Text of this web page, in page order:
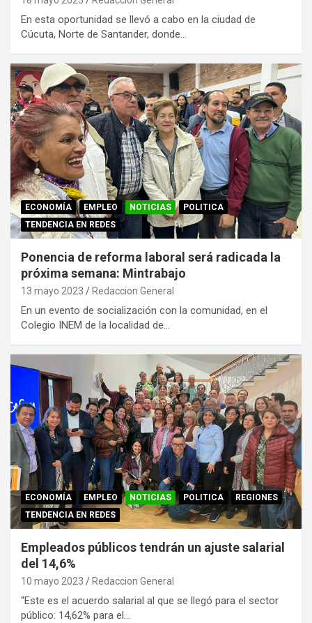
En esta oportunidad se llevó a cabo en la ciudad de
Cúcuta, Norte de Santander, donde…
ECONOMÍA EMPLEO NOTICIAS
POLITICA
TENDENCIA EN REDES
Ponencia de reforma laboral será radicada la
próxima semana: Mintrabajo
13 mayo 2023 Redaccion General
En un evento de socialización con la comunidad, en el
Colegio INEM de la localidad de…
ECONOMÍA EMPLEO NOTICIAS POLITICA
REGIONES
TENDENCIA EN REDES
Empleados públicos tendrán un ajuste salarial
del 14,6%
10 mayo 2023 Redaccion General
“Este es el acuerdo salarial al que se llegó para el sector
público: 14,62% para el…